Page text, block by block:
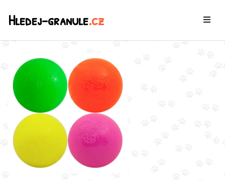
Hledej-granule.cz